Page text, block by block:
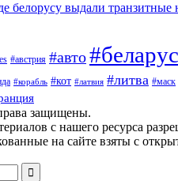
белорусу выдали транзитные
#австрия #авто
#корабль #кот #латвия #литва #маск
защищены.
с нашего ресурса
на сайте взяты с